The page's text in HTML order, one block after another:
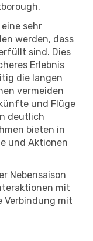
eine sehr
werden, dass
sind. Dies
Erlebnis
die langen
vermeiden
und Flüge
deutlich
bieten in
und Aktionen
Nebensaison
mit
Verbindung mit